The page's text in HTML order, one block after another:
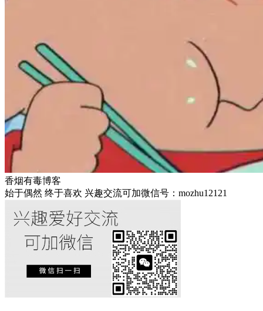
香烟有毒博客
始于偶然 终于喜欢 兴趣交流可加微信号：mozhu12121